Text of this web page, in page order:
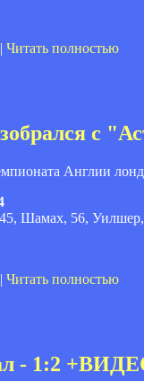
| Читать полностью
с
Англии
Шамах, 56, Уилшер,
| Читать полностью
- 1:2